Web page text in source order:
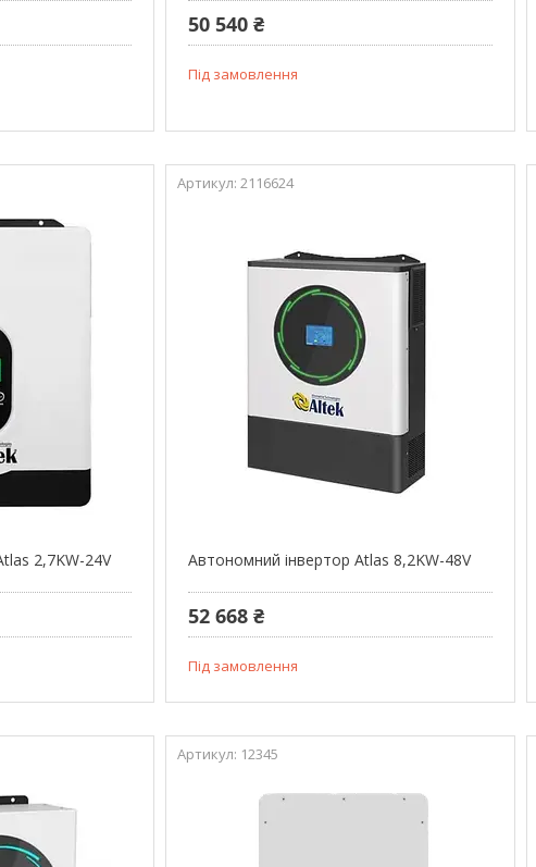
50 540 ₴
Під замовлення
2,7KW-24V
2116624
Автономний інвертор Atlas 8,2KW-48V
52 668 ₴
Під замовлення
12345